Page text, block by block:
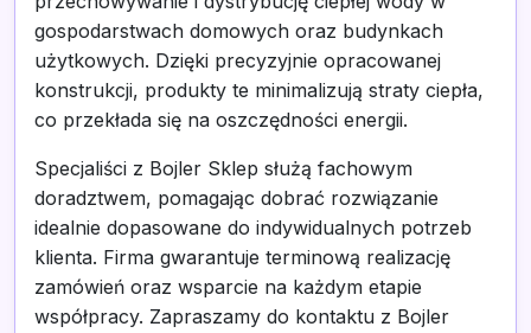
gospodarstwach domowych oraz budynkach
użytkowych. Dzięki precyzyjnie opracowanej
konstrukcji, produkty te minimalizują straty ciepła,
co przekłada się na oszczędności energii.
Specjaliści z Bojler Sklep służą fachowym
doradztwem, pomagając dobrać rozwiązanie
idealnie dopasowane do indywidualnych potrzeb
klienta. Firma gwarantuje terminową realizację
zamówień oraz wsparcie na każdym etapie
współpracy. Zapraszamy do kontaktu z Bojler